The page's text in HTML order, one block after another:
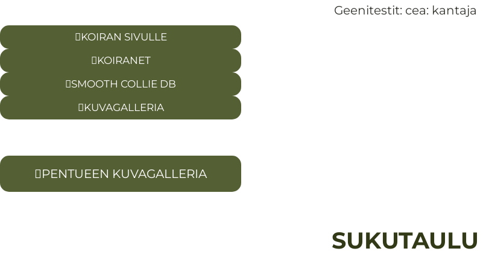
Geenitestit: cea: kantaja
KOIRAN SIVULLE
KOIRANET
SMOOTH COLLIE DB
KUVAGALLERIA
PENTUEEN KUVAGALLERIA
SUKUTAULU